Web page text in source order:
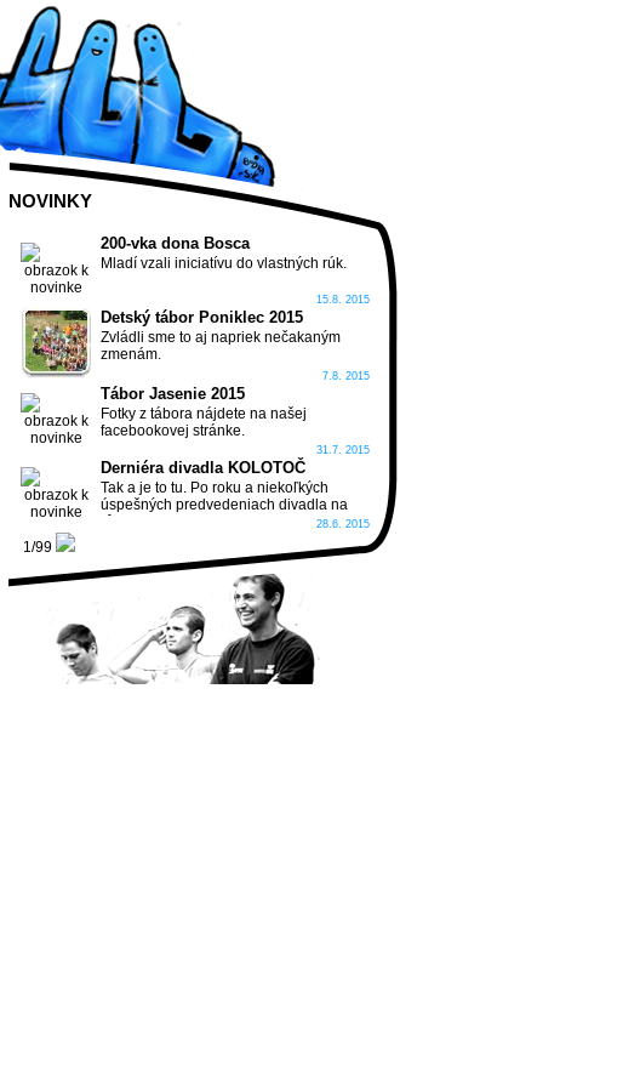
NOVINKY
200-vka dona Bosca
Mladí vzali iniciatívu do vlastných rúk.
15.8. 2015
Detský tábor Poniklec 2015
Zvládli sme to aj napriek nečakaným
zmenám.
7.8. 2015
Tábor Jasenie 2015
Fotky z tábora nájdete na našej
facebookovej stránke.
31.7. 2015
Derniéra divadla KOLOTOČ
Tak a je to tu. Po roku a niekoľkých
úspešných predvedeniach divadla na
rôznych miestach Slovenska sa jeho28.6. 2015
1/99